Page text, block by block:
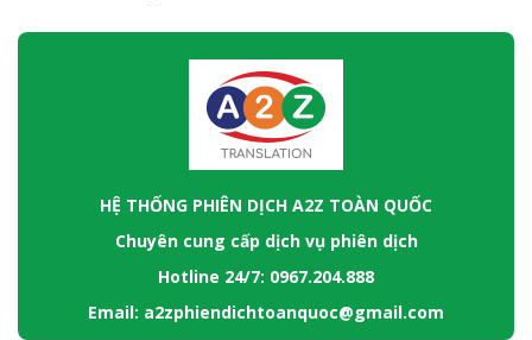
HỆ THỐNG PHIÊN DỊCH A2Z TOÀN QUỐC
Chuyên cung cấp dịch vụ phiên dịch
Hotline 24/7: 0967.204.888
Email: a2zphiendichtoanquoc@gmail.com